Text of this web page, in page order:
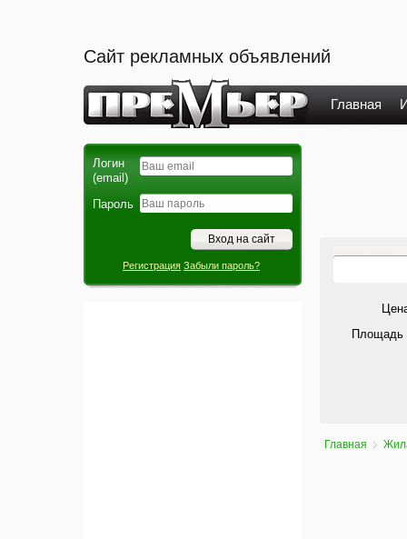
Сайт рекламных объявлений
Главная
Логин
(email)
Пароль
Регистрация Забыли пароль?
Площадь
Главная